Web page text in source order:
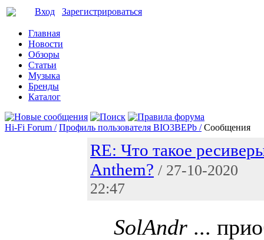
Вход Зарегистрироваться
Главная
Новости
Обзоры
Статьи
Музыка
Бренды
Каталог
Hi-Fi Forum / Профиль пользователя BIO3BEPb / Сообщения
RE: Что такое
Anthem? / 27-10-2020
22:47
SolAndr ...